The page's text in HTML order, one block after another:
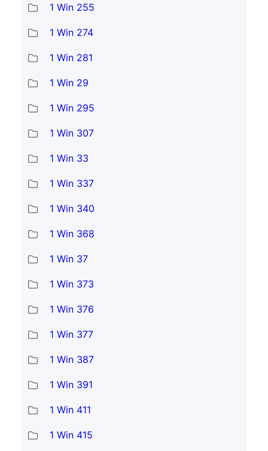
1 Win 255
1 Win 274
1 Win 281
1 Win 29
1 Win 295
1 Win 307
1 Win 33
1 Win 337
1 Win 340
1 Win 368
1 Win 37
1 Win 373
1 Win 376
1 Win 377
1 Win 387
1 Win 391
1 Win 411
1 Win 415